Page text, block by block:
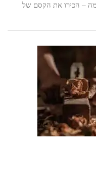
– הכירו את הקסם של